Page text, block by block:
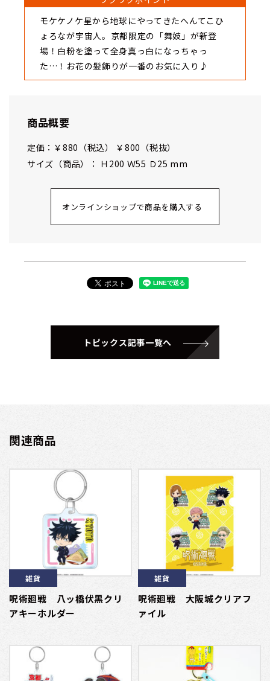
モケケノケ星から地球にやってきたへんてこひ
ょろなが宇宙人。京都限定の「舞妓」が新登
場！白粉を塗って全身真っ白になっちゃっ
た…！お花の髪飾りが一番のお気に入り♪
商品概要
定価：￥880（税込） ￥800（税抜）
サイズ（商品）： Ｈ200 Ｗ55 Ｄ25 mm
オンラインショップで商品を購入する
トピックス記事一覧へ
関連商品
雑貨
呪術廻戦 八ッ橋伏黒クリ
アキーホルダー
雑貨
呪術廻戦 大阪城クリアフ
ァイル